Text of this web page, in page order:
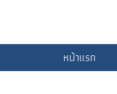
หน้าแรก